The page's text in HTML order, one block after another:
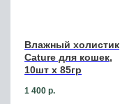
Влажный холистик
Cature для кошек,
10шт х 85гр
1 400 р.